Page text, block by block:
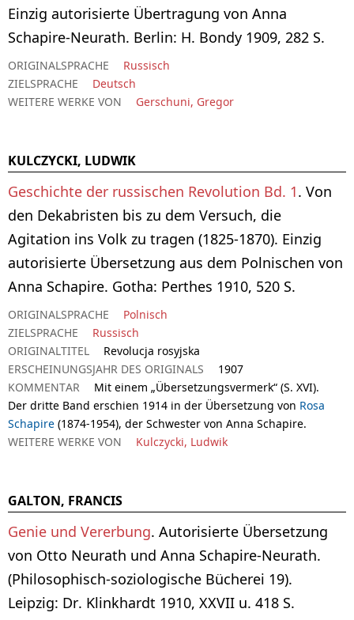
Einzig autorisierte Übertragung von Anna
Schapire-Neurath. Berlin: H. Bondy 1909, 282 S.
ORIGINALSPRACHE
Russisch
ZIELSPRACHE
Deutsch
WEITERE WERKE VON
Gerschuni, Gregor
KULCZYCKI, LUDWIK
Geschichte der russischen Revolution Bd. 1. Von
den Dekabristen bis zu dem Versuch, die
Agitation ins Volk zu tragen (1825-1870). Einzig
autorisierte Übersetzung aus dem Polnischen von
Anna Schapire. Gotha: Perthes 1910, 520 S.
ORIGINALSPRACHE
Polnisch
ZIELSPRACHE
Russisch
ORIGINALTITEL
Revolucja rosyjska
ERSCHEINUNGSJAHR DES ORIGINALS
1907
KOMMENTAR
Mit einem „Übersetzungsvermerk“ (S. XVI).
Der dritte Band erschien 1914 in der Übersetzung von Rosa
Schapire (1874-1954), der Schwester von Anna Schapire.
WEITERE WERKE VON
Kulczycki, Ludwik
GALTON, FRANCIS
Genie und Vererbung. Autorisierte Übersetzung
von Otto Neurath und Anna Schapire-Neurath.
(Philosophisch-soziologische Bücherei 19).
Leipzig: Dr. Klinkhardt 1910, XXVII u. 418 S.